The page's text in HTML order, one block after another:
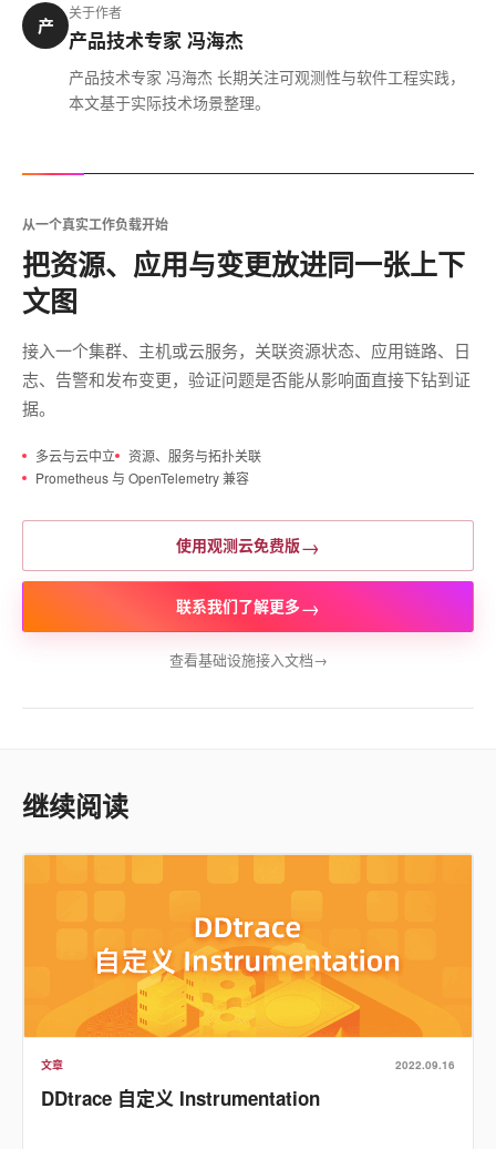
产
关于作者
产品技术专家 冯海杰
产品技术专家 冯海杰 长期关注可观测性与软件工程实践，
本文基于实际技术场景整理。
从一个真实工作负载开始
把资源、应用与变更放进同一张上下
文图
接入一个集群、主机或云服务，关联资源状态、应用链路、日
志、告警和发布变更，验证问题是否能从影响面直接下钻到证
据。
多云与云中立
资源、服务与拓扑关联
Prometheus 与 OpenTelemetry 兼容
使用观测云免费版→
联系我们了解更多→
查看基础设施接入文档→
继续阅读
文章 2022.09.16
DDtrace 自定义 Instrumentation